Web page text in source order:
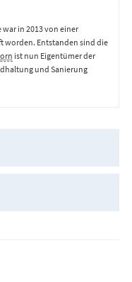
in 2013 von einer
worden. Entstanden sind die
ist nun Eigentümer der
und Sanierung